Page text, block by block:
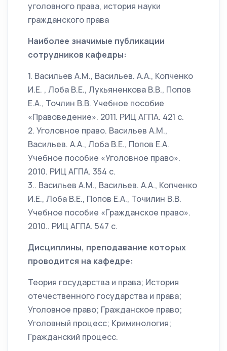
уголовного права, история науки
гражданского права
Наиболее значимые публикации
сотрудников кафедры:
1. Васильев А.М., Васильев. А.А., Копченко
И.Е. , Лоба В.Е., Лукьяненкова В.В., Попов
Е.А., Точлин В.В. Учебное пособие
«Правоведение». 2011. РИЦ АГПА. 421 с.
2. Уголовное право. Васильев А.М.,
Васильев. А.А., Лоба В.Е., Попов Е.А.
Учебное пособие «Уголовное право».
2010. РИЦ АГПА. 354 с.
3.. Васильев А.М., Васильев. А.А., Копченко
И.Е., Лоба В.Е., Попов Е.А., Точилин В.В.
Учебное пособие «Гражданское право».
2010.. РИЦ АГПА. 547 с.
Дисциплины, преподавание которых
проводится на кафедре:
Теория государства и права; История
отечественного государства и права;
Уголовное право; Гражданское право;
Уголовный процесс; Криминология;
Гражданский процесс.